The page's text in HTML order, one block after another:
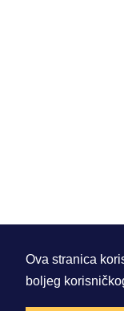
Ova stranica
boljeg